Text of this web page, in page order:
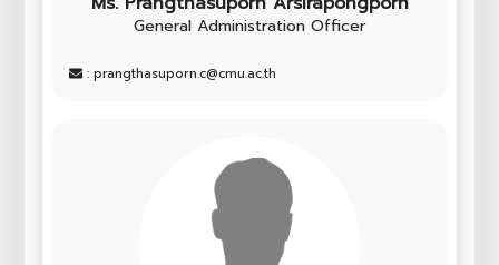
General Administration Officer
: prangthasuporn.c@cmu.ac.th